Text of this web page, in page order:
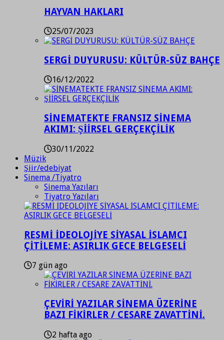
HAYVAN HAKLARI
25/07/2023
SERGİ DUYURUSU: KÜLTÜR-SÜZ BAHÇE
16/12/2022
SİNEMATEKTE FRANSIZ SİNEMA
AKIMI: ŞİİRSEL GERÇEKÇİLİK
30/11/2022
Müzik
Şiir/edebiyat
Sinema /Tiyatro
Sinema Yazıları
Tiyatro Yazıları
RESMİ İDEOLOJİYE SİYASAL İSLAMCI
ÇİTİLEME: ASIRLIK GECE BELGESELİ
7 gün ago
ÇEVİRİ YAZILAR SİNEMA ÜZERİNE
BAZI FİKİRLER / CESARE ZAVATTİNİ.
2 hafta ago